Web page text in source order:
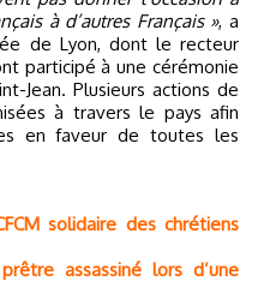
à d’autres Français », a
de Lyon, dont le recteur
participé à une cérémonie
Jean. Plusieurs actions de
à travers le pays afin
en faveur de toutes les
solidaire des chrétiens
assassiné lors d’une